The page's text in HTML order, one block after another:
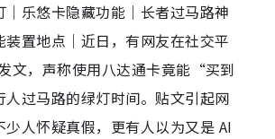
｜乐悠卡隐藏功能｜长者过马路神
装置地点｜近日，有网友在社交平
文，声称使用八达通卡竟能“买到
过马路的绿灯时间。贴文引起网
少人怀疑真假，更有人以为又是 AI